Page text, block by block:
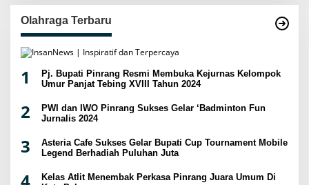
Olahraga Terbaru
1
Pj. Bupati Pinrang Resmi Membuka Kejurnas Kelompok
Umur Panjat Tebing XVIII Tahun 2024
2
PWI dan IWO Pinrang Sukses Gelar ‘Badminton Fun
Jurnalis 2024
3
Asteria Cafe Sukses Gelar Bupati Cup Tournament Mobile
Legend Berhadiah Puluhan Juta
4
Kelas Atlit Menembak Perkasa Pinrang Juara Umum Di